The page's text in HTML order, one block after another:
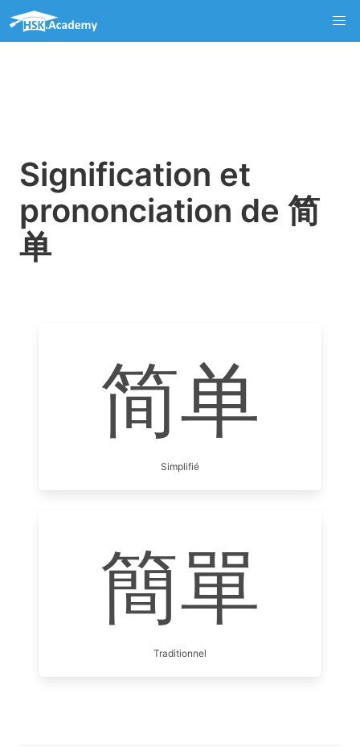
Signification et
prononciation de 简
单
简单
Simplifié
簡單
Traditionnel